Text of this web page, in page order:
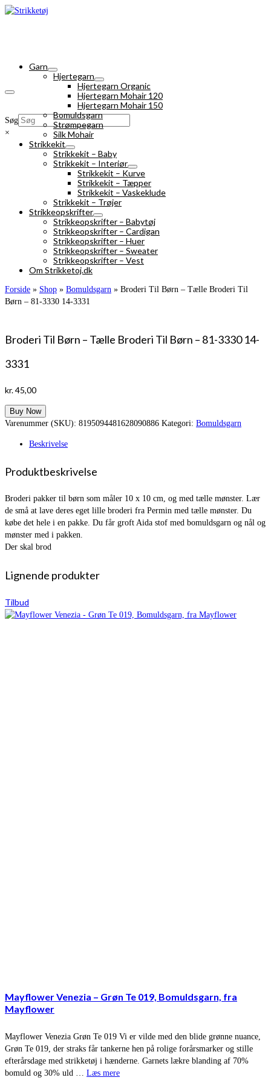
Søg
×
Garn
Hjertegarn
Hjertegarn Organic
Hjertegarn Mohair 120
Hjertegarn Mohair 150
Bomuldsgarn
Strømpegarn
Silk Mohair
Strikkekit
Strikkekit – Baby
Strikkekit – Interiør
Strikkekit – Kurve
Strikkekit – Tæpper
Strikkekit – Vaskeklude
Strikkekit – Trøjer
Strikkeopskrifter
Strikkeopskrifter – Babytøj
Strikkeopskrifter – Cardigan
Strikkeopskrifter – Huer
Strikkeopskrifter – Sweater
Strikkeopskrifter – Vest
Om Strikketoj.dk
Forside » Shop » Bomuldsgarn » Broderi Til Børn – Tælle Broderi Til
Børn – 81-3330 14-3331
Broderi Til Børn – Tælle Broderi Til Børn – 81-3330 14-
3331
kr.45,00
Buy Now
Varenummer (SKU): 8195094481628090886 Kategori: Bomuldsgarn
Beskrivelse
Produktbeskrivelse
Broderi pakker til børn som måler 10 x 10 cm, og med tælle mønster. Lær
de små at lave deres eget lille broderi fra Permin med tælle mønster. Du
købe det hele i en pakke. Du får groft Aida stof med bomuldsgarn og nål og
mønster med i pakken.
Der skal brod
Lignende produkter
Tilbud
Mayflower Venezia – Grøn Te 019, Bomuldsgarn, fra
Mayflower
Mayflower Venezia Grøn Te 019 Vi er vilde med den blide grønne nuance,
Grøn Te 019, der straks får tankerne hen på rolige forårsmarker og stille
efterårsdage med strikketøj i hænderne. Garnets lækre blanding af 70%
bomuld og 30% uld … Læs mere